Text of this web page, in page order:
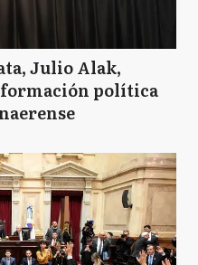
Julio Alak,
formación política